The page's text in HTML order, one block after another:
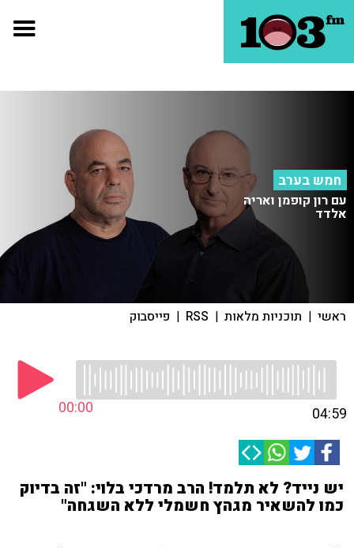
חמש בערב
עם רון קופמן ואריה
אלדד
ראשי | תוכניות מלאות |
RSS
| פייסבוק
00:00 04:59
יש נייד? לא תלמד! הרב מרדכי בלוי: "זה בדיוק
כמו להשאיר מגהץ חשמלי ללא השגחה"